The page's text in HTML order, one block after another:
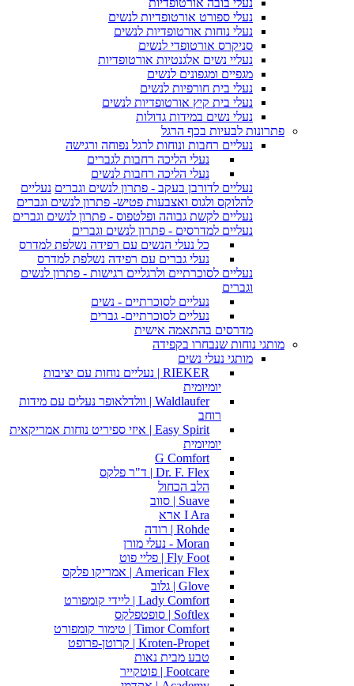
נעלי ספורט אורטופדיות לנשים
נעלי נוחות אורטופדיות לנשים
סניקרס אורטופדי לנשים
נעליי נשים אלגנטיות אורטופדיות
מגפיים ומגפונים לנשים
נעלי בית חורפיות לנשים
נעלי בית קיץ אורטופדיות לנשים
נעלי נשים במידות גדולות
פתרונות לבעיות בכף הרגל
נעליים רחבות ונוחות לרגל נפוחה ורגישה
נעלי הליכה רחבות לגברים
נעלי הליכה רחבות לנשים
נעליים לדורבן בעקב - פתרון לנשים וגברים נעליים
להלוקס ולגוס ואצבעות פטיש- פתרון לנשים וגברים
נעליים לקשת גבוהה ופלטפוס - פתרון לנשים וגברים
נעליים למדרסים - פתרון לנשים וגברים
כל נעלי הנשים עם רפידה נשלפת למדרס
נעלי גברים עם רפידה נשלפת למדרס
נעליים לסוכרתיים ולרגליים רגישות - פתרון לנשים
וגברים
נעליים לסוכרתיים - נשים
נעליים לסוכרתיים- גברים
מדרסים בהתאמה אישית
מותגי נוחות שנבחרו בקפידה
מותגי נעלי נשים
RIEKER | נעליים נוחות עם יציבות
יומיומית
Waldlaufer | וולדלאופר נעלים עם מידות
רוחב
Easy Spirit | איזי ספיריט נוחות אמריקאית
יומיומית
G Comfort
Dr. F. Flex | ד"ר פלקס
הלב הכחול
Suave | סווב
I Ara ארא
Rohde | רודה
Moran - נעלי מורן
Fly Foot | פליי פוט
American Flex | אמריקו פלקס
Glove | גלוב
Lady Comfort | ליידי קומפורט
Softlex | סופטפלקס
Timor Comfort | טימור קומפורט
Kroten-Propet | קרוטן-פרופט
טבע מבית נאות
Footcare | פוטקייר